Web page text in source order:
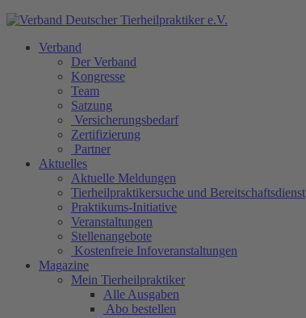
Verband
Der Verband
Kongresse
Team
Satzung
Versicherungsbedarf
Zertifizierung
Partner
Aktuelles
Aktuelle Meldungen
Tierheilpraktikersuche und Bereitschaftsdienst
Praktikums-Initiative
Veranstaltungen
Stellenangebote
Kostenfreie Infoveranstaltungen
Magazine
Mein Tierheilpraktiker
Alle Ausgaben
Abo bestellen